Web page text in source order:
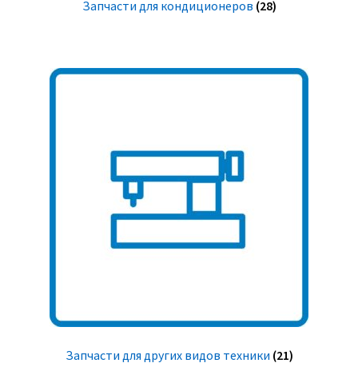
Запчасти для кондиционеров (28)
Запчасти для других видов техники (21)